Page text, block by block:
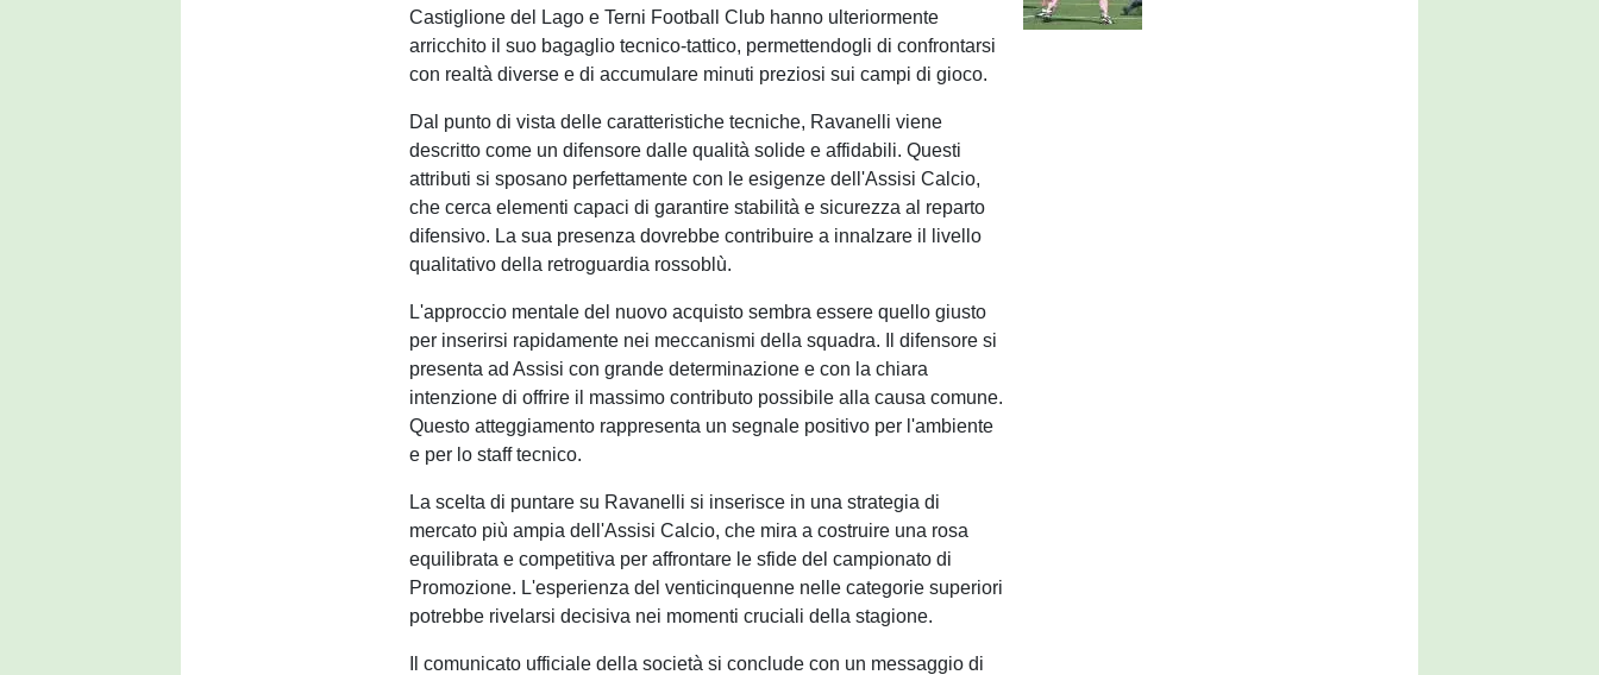
Castiglione del Lago e Terni Football Club hanno ulteriormente
arricchito il suo bagaglio tecnico-tattico, permettendogli di confrontarsi
con realtà diverse e di accumulare minuti preziosi sui campi di gioco.
Dal punto di vista delle caratteristiche tecniche, Ravanelli viene
descritto come un difensore dalle qualità solide e affidabili. Questi
attributi si sposano perfettamente con le esigenze dell'Assisi Calcio,
che cerca elementi capaci di garantire stabilità e sicurezza al reparto
difensivo. La sua presenza dovrebbe contribuire a innalzare il livello
qualitativo della retroguardia rossoblù.
L'approccio mentale del nuovo acquisto sembra essere quello giusto
per inserirsi rapidamente nei meccanismi della squadra. Il difensore si
presenta ad Assisi con grande determinazione e con la chiara
intenzione di offrire il massimo contributo possibile alla causa comune.
Questo atteggiamento rappresenta un segnale positivo per l'ambiente
e per lo staff tecnico.
La scelta di puntare su Ravanelli si inserisce in una strategia di
mercato più ampia dell'Assisi Calcio, che mira a costruire una rosa
equilibrata e competitiva per affrontare le sfide del campionato di
Promozione. L'esperienza del venticinquenne nelle categorie superiori
potrebbe rivelarsi decisiva nei momenti cruciali della stagione.
Il comunicato ufficiale della società si conclude con un messaggio di